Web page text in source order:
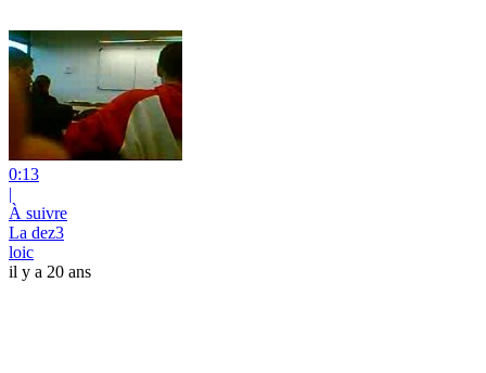
0:13
|
À suivre
La dez3
loic
il y a 20 ans